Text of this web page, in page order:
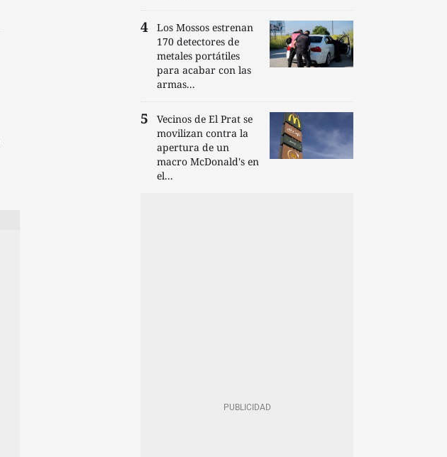
Los Mossos estrenan
170 detectores de
metales portátiles
para acabar con las
armas...
Vecinos de El Prat se
movilizan contra la
apertura de un
macro McDonald's en
el...